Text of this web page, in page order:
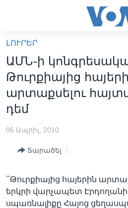
հիմնական
բովանդակությանը
անցնել
հիմնական
բովանդակությանը
հիմնական
ԼՈՒՐԵՐ
ՏԵՍԱՆՅՈՒԹԵՐ
«ԱՄԵՐԻԿԱՅԻ ՁԱՅՆ»-Ի
ԿԱՊ ՄԵԶ ՀԵՏ
Learning English
ԼՈՒՐԵՐ
ԱՄՆ-ի
Թուրքիայից
արտաքսելու
դեմ
06 Ապրիլ, 2010
Տարածել
՝՝Թուրքիայից հայերին
երկրի վարչապետ
սպառնալիքը Հայոց